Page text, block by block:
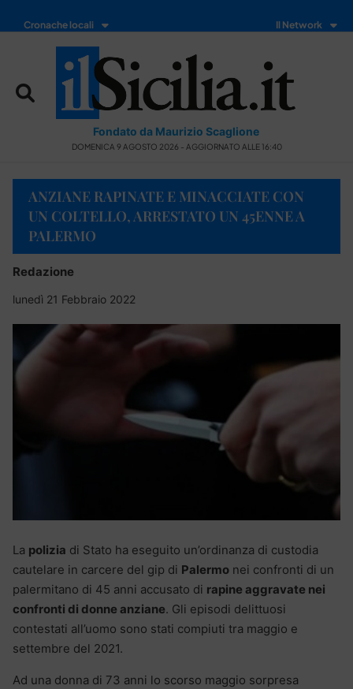
Cronache locali Il Network
Fondato da Maurizio Scaglione
DOMENICA 9 AGOSTO 2026 - AGGIORNATO ALLE 16:40
ANZIANE RAPINATE E MINACCIATE CON
UN COLTELLO, ARRESTATO UN 45ENNE A
PALERMO
Redazione
lunedì 21 Febbraio 2022
La polizia di Stato ha eseguito un’ordinanza di custodia
cautelare in carcere del gip di Palermo nei confronti di un
palermitano di 45 anni accusato di rapine aggravate nei
confronti di donne anziane. Gli episodi delittuosi
contestati all’uomo sono stati compiuti tra maggio e
settembre del 2021.
Ad una donna di 73 anni lo scorso maggio sorpresa